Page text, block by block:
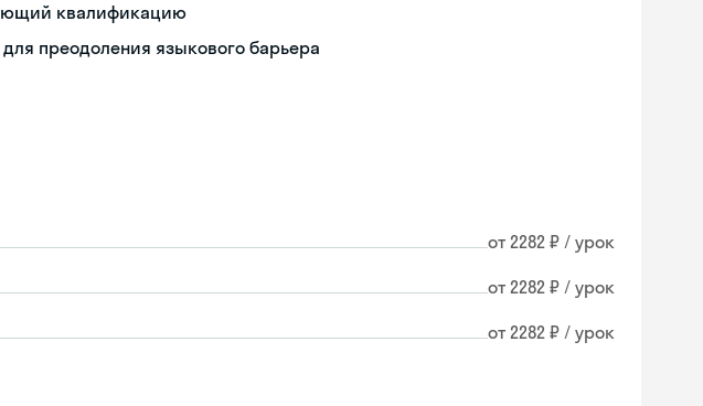
квалификацию
преодоления языкового барьера
от 2282 ₽ / урок
от 2282 ₽ / урок
от 2282 ₽ / урок